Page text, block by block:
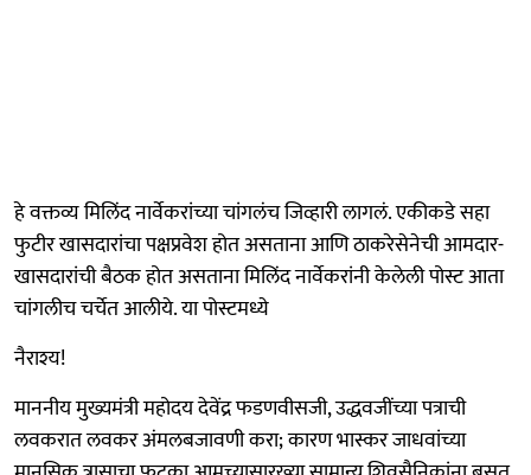
हे वक्तव्य मिलिंद नार्वेकरांच्या चांगलंच जिव्हारी लागलं. एकीकडे सहा
फुटीर खासदारांचा पक्षप्रवेश होत असताना आणि ठाकरेसेनेची आमदार-
खासदारांची बैठक होत असताना मिलिंद नार्वेकरांनी केलेली पोस्ट आता
चांगलीच चर्चेत आलीये. या पोस्टमध्ये
नैराश्य!
माननीय मुख्यमंत्री महोदय देवेंद्र फडणवीसजी, उद्धवजींच्या पत्राची
लवकरात लवकर अंमलबजावणी करा; कारण भास्कर जाधवांच्या